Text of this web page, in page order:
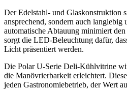
Der Edelstahl- und Glaskonstruktion
ansprechend, sondern auch
automatische Abtauung minimiert
sorgt die LED-Beleuchtung dafür,
Licht präsentiert werden.
Die Polar U-Serie Deli-Kühlvitrine
die Manövrierbarkeit erleichtert.
jeden Gastronomiebetrieb, der Wert